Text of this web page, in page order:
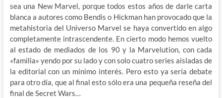
sea una New Marvel, porque todos estos años de darle carta
blanca a autores como Bendis o Hickman han provocado que la
metahistoria del Universo Marvel se haya convertido en algo
completamente intrascendente. En cierto modo hemos vuelto
al estado de mediados de los 90 y la Marvelution, con cada
«familia» yendo por su lado y con solo cuatro series aisladas de
la editorial con un mínimo interés. Pero esto ya sería debate
para otro día, que al final esto sólo era una pequeña reseña del
final de Secret Wars…